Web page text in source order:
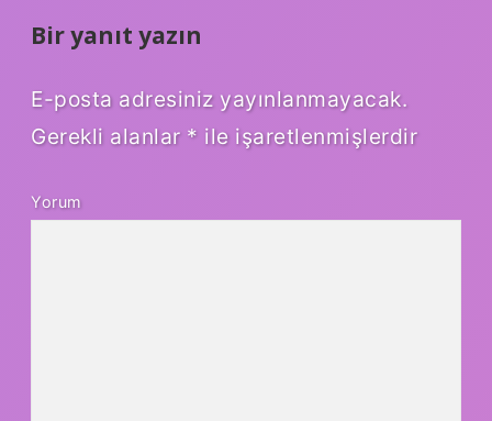
Bir yanıt yazın
E-posta adresiniz yayınlanmayacak.
Gerekli alanlar * ile işaretlenmişlerdir
Yorum